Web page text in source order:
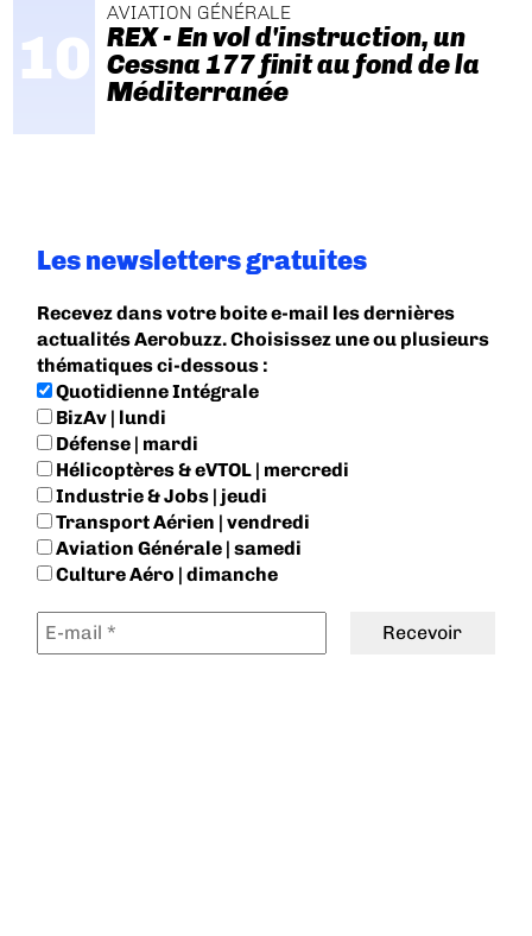
AVIATION GÉNÉRALE
REX - En vol d'instruction, un
Cessna 177 finit au fond de la
Méditerranée
Les newsletters gratuites
Recevez dans votre boite e-mail les dernières
actualités Aerobuzz. Choisissez une ou plusieurs
thématiques ci-dessous :
Quotidienne Intégrale
BizAv | lundi
Défense | mardi
Hélicoptères & eVTOL | mercredi
Industrie & Jobs | jeudi
Transport Aérien | vendredi
Aviation Générale | samedi
Culture Aéro | dimanche